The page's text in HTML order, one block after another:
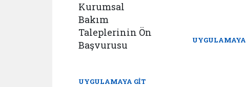
Kurumsal
Bakım
Taleplerinin Ön
Başvurusu
UYGULAMAYA GİT
UYGULAMAYA